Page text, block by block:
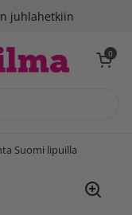
juhlahetkiin
Avaa 0
Suomi lipuilla